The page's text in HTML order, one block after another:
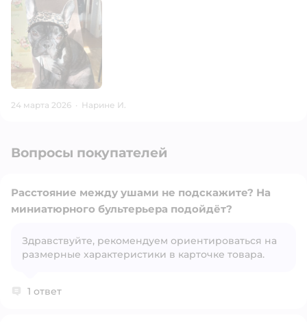
24 марта 2026 · Нарине И.
Вопросы покупателей
Открыть вопрос
Расстояние между ушами не подскажите? На
миниатюрного бультерьера подойдёт?
Здравствуйте, рекомендуем ориентироваться на
размерные характеристики в карточке товара.
1 ответ